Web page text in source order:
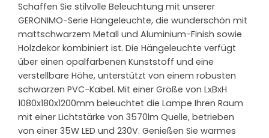
Schaffen Sie stilvolle Beleuchtung mit unserer
GERONIMO-Serie Hängeleuchte, die wunderschön mit
mattschwarzem Metall und Aluminium-Finish sowie
Holzdekor kombiniert ist. Die Hängeleuchte verfügt
über einen opalfarbenen Kunststoff und eine
verstellbare Höhe, unterstützt von einem robusten
schwarzen PVC-Kabel. Mit einer Größe von LxBxH
1080x180x1200mm beleuchtet die Lampe Ihren Raum
mit einer Lichtstärke von 3570lm Quelle, betrieben
von einer 35W LED und 230V. Genießen Sie warmes